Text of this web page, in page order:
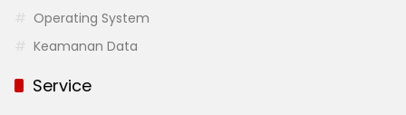
Operating System
Keamanan Data
Service